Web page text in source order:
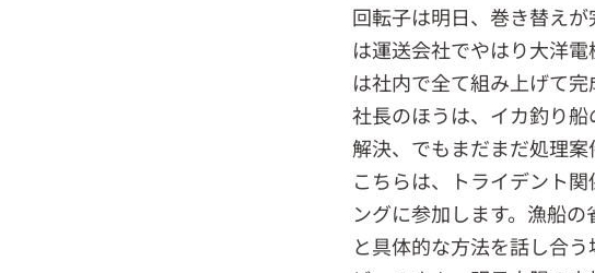
回転子は明日、巻き替え
は運送会社でやはり大洋
は社内で全て組み上げて完
社長のほうは、イカ釣り
解決、でもまだまだ処理案
こちらは、トライデント
ングに参加します。漁船
と具体的な方法を話し合